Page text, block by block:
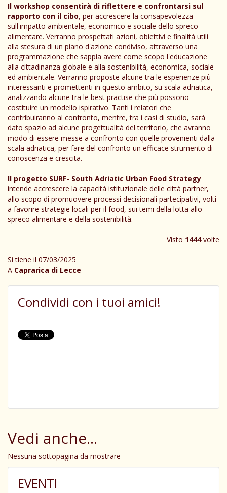
Il workshop consentirà di riflettere e confrontarsi sul
rapporto con il cibo, per accrescere la consapevolezza
sull'impatto ambientale, economico e sociale dello spreco
alimentare. Verranno prospettati azioni, obiettivi e finalità utili
alla stesura di un piano d'azione condiviso, attraverso una
programmazione che sappia avere come scopo l'educazione
alla cittadinanza globale e alla sostenibilità, economica, sociale
ed ambientale. Verranno proposte alcune tra le esperienze più
interessanti e promettenti in questo ambito, su scala adriatica,
analizzando alcune tra le best practise che più possono
costituire un modello ispirativo. Tanti i relatori che
contribuiranno al confronto, mentre, tra i casi di studio, sarà
dato spazio ad alcune progettualità del territorio, che avranno
modo di essere messe a confronto con quelle provenienti dalla
scala adriatica, per fare del confronto un efficace strumento di
conoscenza e crescita.
Il progetto SURF- South Adriatic Urban Food Strategy
intende accrescere la capacità istituzionale delle città partner,
allo scopo di promuovere processi decisionali partecipativi, volti
a favorire strategie locali per il food, sui temi della lotta allo
spreco alimentare e della sostenibilità.
Visto 1444volte
Si tiene il 07/03/2025
A Caprarica di Lecce
Condividi con i tuoi amici!
Vedi anche...
Nessuna sottopagina da mostrare
EVENTI